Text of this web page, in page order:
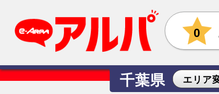
0
千葉県 エリア